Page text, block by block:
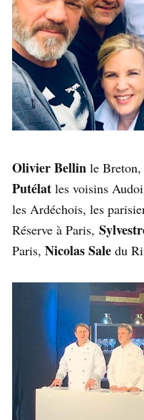
Olivier Bellin le Breton,
Putélat les voisins
les Ardéchois, les
Réserve à Paris,
Paris, Nicolas Sale du